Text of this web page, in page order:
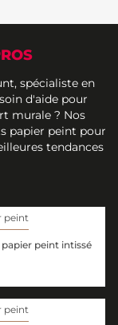
spécialiste en
d'aide pour
murale ? Nos
papier peint pour
tendances
peint
peint intissé
peint